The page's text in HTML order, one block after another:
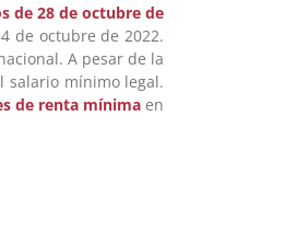
de 28 de octubre de
de octubre de 2022.
A pesar de la
salario mínimo legal.
de renta mínimaen